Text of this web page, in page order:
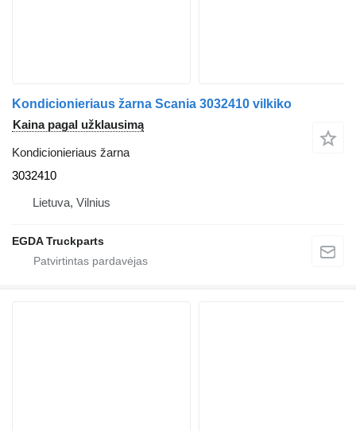
Kondicionieriaus žarna Scania 3032410 vilkiko
Kaina pagal užklausimą
Kondicionieriaus žarna
3032410
Lietuva, Vilnius
EGDA Truckparts